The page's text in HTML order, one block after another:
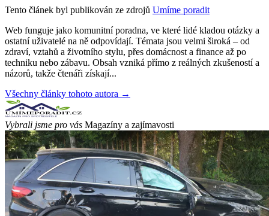
Tento článek byl publikován ze zdrojů Umíme poradit
Web funguje jako komunitní poradna, ve které lidé kladou otázky a
ostatní uživatelé na ně odpovídají. Témata jsou velmi široká – od
zdraví, vztahů a životního stylu, přes domácnost a finance až po
techniku nebo zábavu. Obsah vzniká přímo z reálných zkušeností a
názorů, takže čtenáři získají...
Všechny články tohoto autora →
Vybrali jsme pro vás Magazíny a zajímavosti